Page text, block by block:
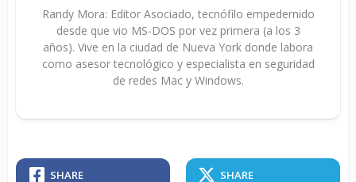
Randy Mora: Editor Asociado, tecnófilo empedernido
desde que vio MS-DOS por vez primera (a los 3
años). Vive en la ciudad de Nueva York donde labora
como asesor tecnológico y especialista en seguridad
de redes Mac y Windows.
SHARE SHARE